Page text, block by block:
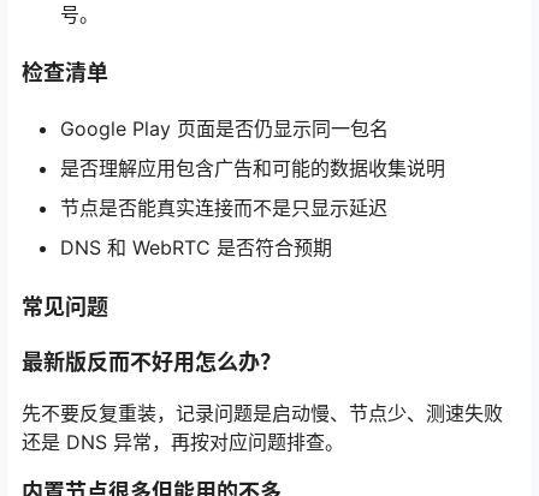
号。
检查清单
Google Play 页面是否仍显示同一包名
是否理解应用包含广告和可能的数据收集说明
节点是否能真实连接而不是只显示延迟
DNS 和 WebRTC 是否符合预期
常见问题
最新版反而不好用怎么办？
先不要反复重装，记录问题是启动慢、节点少、测速失败
还是 DNS 异常，再按对应问题排查。